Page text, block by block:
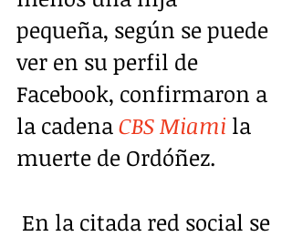
pequeña, según se puede
ver en su perfil de
Facebook, confirmaron a
la cadena CBS Miami la
muerte de Ordóñez.